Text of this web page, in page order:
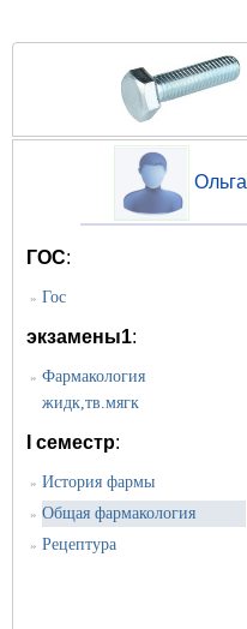
Ольга
ГОС:
» Гос
экзамены1:
» Фармакология
жидк,тв.мягк
I семестр:
» История фармы
» Общая фармакология
» Рецептура